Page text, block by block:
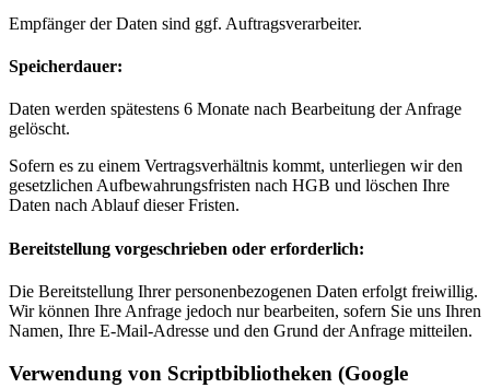
Empfänger der Daten sind ggf. Auftragsverarbeiter.
Speicherdauer:
Daten werden spätestens 6 Monate nach Bearbeitung der Anfrage
gelöscht.
Sofern es zu einem Vertragsverhältnis kommt, unterliegen wir den
gesetzlichen Aufbewahrungsfristen nach HGB und löschen Ihre
Daten nach Ablauf dieser Fristen.
Bereitstellung vorgeschrieben oder erforderlich:
Die Bereitstellung Ihrer personenbezogenen Daten erfolgt freiwillig.
Wir können Ihre Anfrage jedoch nur bearbeiten, sofern Sie uns Ihren
Namen, Ihre E-Mail-Adresse und den Grund der Anfrage mitteilen.
Verwendung von Scriptbibliotheken (Google